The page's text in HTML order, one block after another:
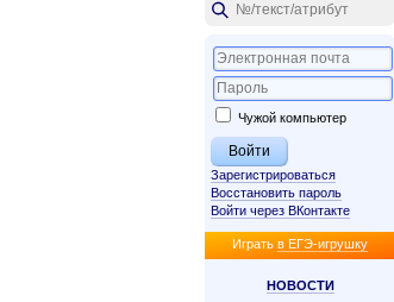
Чужой компьютер
Зарегистрироваться
Восстановить пароль
Войти через ВКонтакте
Иг­рать в ЕГЭ-иг­руш­ку
НО­ВО­СТИ